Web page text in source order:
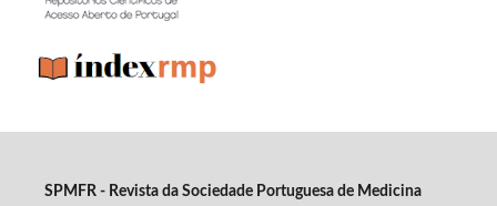
SPMFR - Revista da Sociedade Portuguesa de Medicina